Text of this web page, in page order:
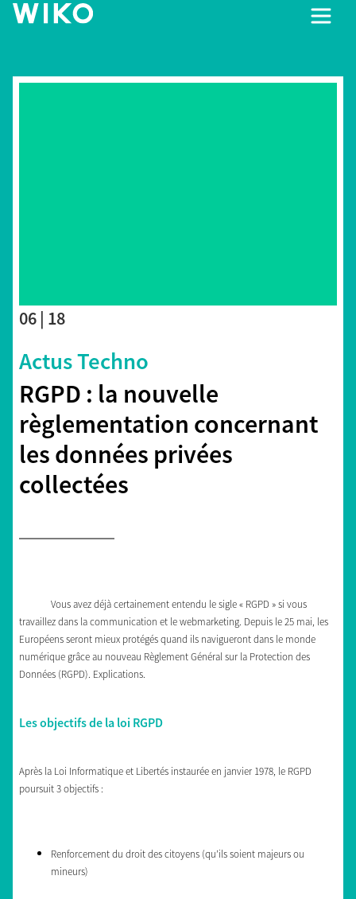
06 | 18
Actus Techno
RGPD : la nouvelle
règlementation concernant
les données privées
collectées
Vous avez déjà certainement entendu le sigle « RGPD » si vous
travaillez dans la communication et le webmarketing. Depuis le 25 mai, les
Européens seront mieux protégés quand ils navigueront dans le monde
numérique grâce au nouveau Règlement Général sur la Protection des
Données (RGPD). Explications.
Les objectifs de la loi RGPD
Après la Loi Informatique et Libertés instaurée en janvier 1978, le RGPD
poursuit 3 objectifs :
Renforcement du droit des citoyens (qu’ils soient majeurs ou
mineurs)